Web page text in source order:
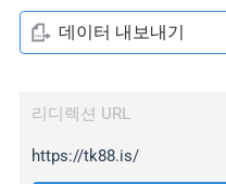
데이터 내보내기
리디렉션 URL
https://tk88.is/